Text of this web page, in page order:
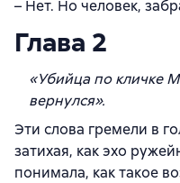
– Нет. Но человек,
Глава 2
«Убийца по кличке
вернулся».
Эти слова гремели в
затихая, как эхо
понимала, как такое